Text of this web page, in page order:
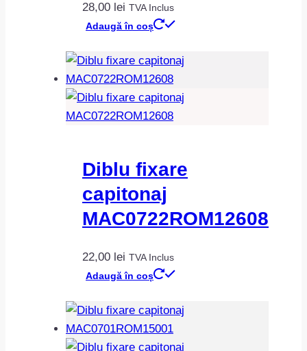
28,00 lei TVA Inclus
Adaugă în coș
Diblu fixare
capitonaj
MAC0722ROM12608
22,00 lei TVA Inclus
Adaugă în coș